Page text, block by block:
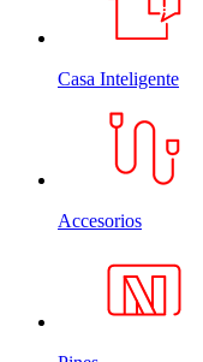
Casa Inteligente
Accesorios